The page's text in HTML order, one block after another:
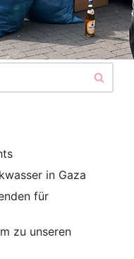
in Gaza
für
zu unseren